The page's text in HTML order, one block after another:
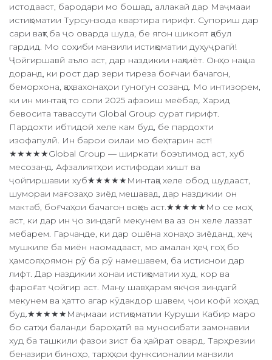
истодааст, бародари мо бошад, аллакай дар Маҷмааи
истиқоматии Турсунзода квартира гирифт. Супориш дар
сари вақт ба ҷо оварда шуда, бе ягон шикоят қабул
гардид. Мо соҳиби манзили истиқоматии дуҳуҷрагӣ!
Ҷойгиршавӣ аъло аст, дар наздикии нақлиёт. Онҳо нақша
доранд, ки рост дар зери тиреза боғчаи бачагон,
беморхона, қаҳвахонаҳои гуногун созанд. Мо интизорем,
ки ин минтақа то соли 2025 афзоиш меёбад. Харид
бевосита тавассути Global Group сурат гирифт.
Пардохти ибтидоӣ хеле кам буд, бе пардохти
изофапулӣ. Ин барои оилаи мо беҳтарин аст!
★★★★★Global Group — ширкати боэътимод аст, хуб
месозанд. Афзалиятҳои истифодаи хишт ва
ҷойгиршавии хуб★★★★★Минтақа хеле обод шудааст,
шумораи мағозаҳо зиёд мешавад, дар наздикии он
мактаб, боғчаҳои бачагон воқеъ аст.★★★★★Мо се моҳ
аст, ки дар ин ҷо зиндагӣ мекунем ва аз он хеле лаззат
мебарем. Гарчанде, ки дар ошёна хонаҳо зиёданд, ҳеҷ
мушкиле ба миён наомадааст, мо амалан ҳеҷ гоҳ бо
ҳамсояҳоямон рӯ ба рӯ намешавем, ба истиснои дар
лифт. Дар наздикии хонаи истиқоматии худ, кор ва
фароғат ҷойгир аст. Ману шавҳарам якҷоя зиндагӣ
мекунем ва ҳатто агар кӯдакдор шавем, ҷои кофӣ хоҳад
буд.★★★★★Маҷмааи истиқоматии Куруши Кабир маро
бо сатҳи баланди бароҳатӣ ва муносибати замонавии
худ ба ташкили фазои зист ба ҳайрат овард. Тарҳрезии
беназири биноҳо, тарҳҳои функсионалии манзили